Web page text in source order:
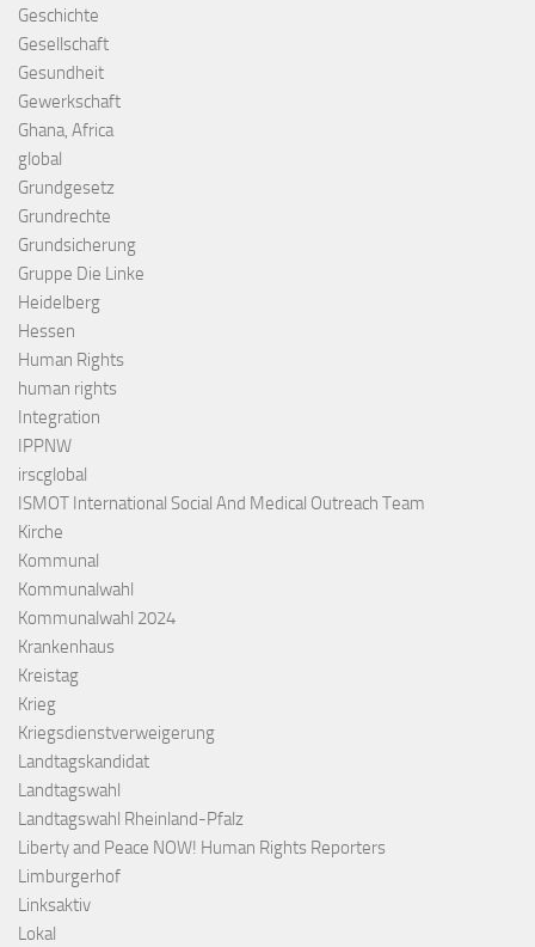
Geschichte
Gesellschaft
Gesundheit
Gewerkschaft
Ghana, Africa
global
Grundgesetz
Grundrechte
Grundsicherung
Gruppe Die Linke
Heidelberg
Hessen
Human Rights
human rights
Integration
IPPNW
irscglobal
ISMOT International Social And Medical Outreach Team
Kirche
Kommunal
Kommunalwahl
Kommunalwahl 2024
Krankenhaus
Kreistag
Krieg
Kriegsdienstverweigerung
Landtagskandidat
Landtagswahl
Landtagswahl Rheinland-Pfalz
Liberty and Peace NOW! Human Rights Reporters
Limburgerhof
Linksaktiv
Lokal